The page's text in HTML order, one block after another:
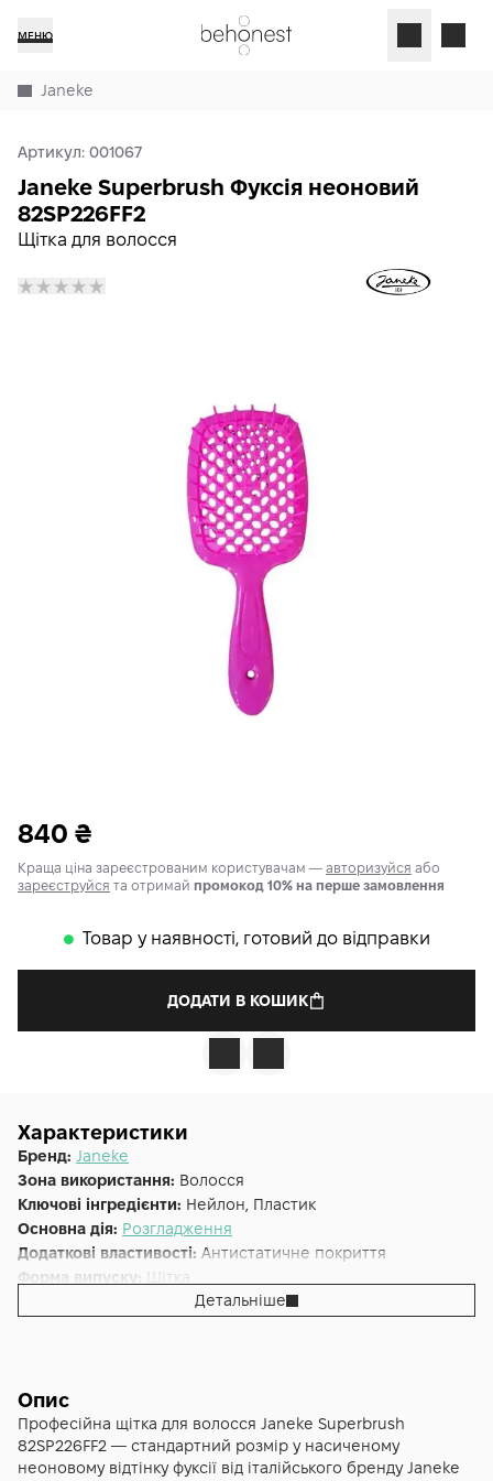
МЕНЮ
Janeke
Артикул: 001067
Щітка для волосся
Janeke Superbrush Фуксія неоновий
82SP226FF2
840 ₴
Краща ціна зареєстрованим користувачам — авторизуйся або
зареєструйся та отримай промокод 10% на перше замовлення
𒊹 Товар у наявності, готовий до відправки
ДОДАТИ В КОШИК
Характеристики
Бренд: Janeke
Зона використання: Волосся
Ключові інгредієнти: Нейлон, Пластик
Основна дія: Розгладження
Додаткові властивості: Антистатичне покриття
Форма випуску:
Щітка
Детальніше
Опис
Професійна щітка для волосся Janeke Superbrush
82SP226FF2 — стандартний розмір у насиченому
неоновому відтінку фуксії від італійського бренду Janeke